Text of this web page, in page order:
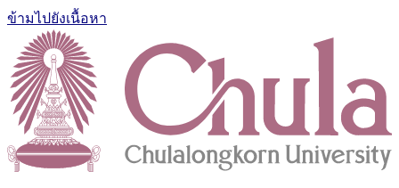
ข้ามไปยังเนื้อหา